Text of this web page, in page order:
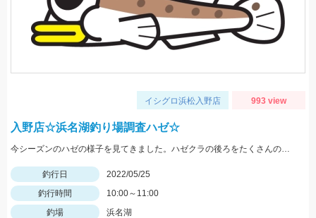
イシグロ浜松入野店 993 view
入野店☆浜名湖釣り場調査ハゼ☆
今シーズンのハゼの様子を見てきました。ハゼクラの後ろをたくさんのハゼが付いてきたので今後楽しみですよ♪今後もちょくちょく様子見てきますね。
釣行日
2022/05/25
釣行時間
10:00～11:00
釣場
浜名湖